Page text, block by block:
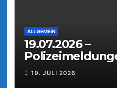
ALLGEMEIN
19.07.2026 –
Weiden
19. JULI 2026